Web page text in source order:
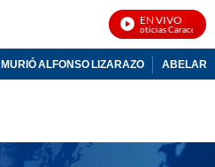
EN VIVO
Noticias Caracol En
MURIÓ ALFONSO LIZARAZO